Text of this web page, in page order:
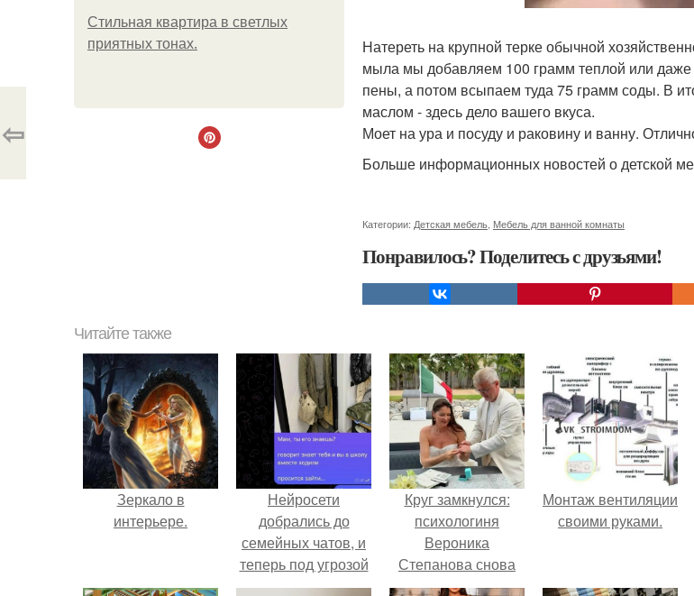
Стильная квартира в светлых
приятных тонах.
Натереть на крупной терке обычной
мыла мы добавляем 100 грамм теплой или
пены, а потом всыпаем туда 75 грамм соды. В
маслом - здесь дело вашего вкуса.
Моет на ура и посуду и раковину и ванну.
Больше информационных новостей о детской
Категории: Детская мебель Мебель для ванной комнаты
Понравилось? Поделитесь с друзьями!
⇦
Читайте также
Зеркало в
интерьере.
Нейросети
добрались до
семейных чатов, и
теперь под угрозой
мамины нервы.
Круг замкнулся:
психологиня
Вероника
Степанова снова
вышла замуж за
Монтаж вентиляции
своими руками.